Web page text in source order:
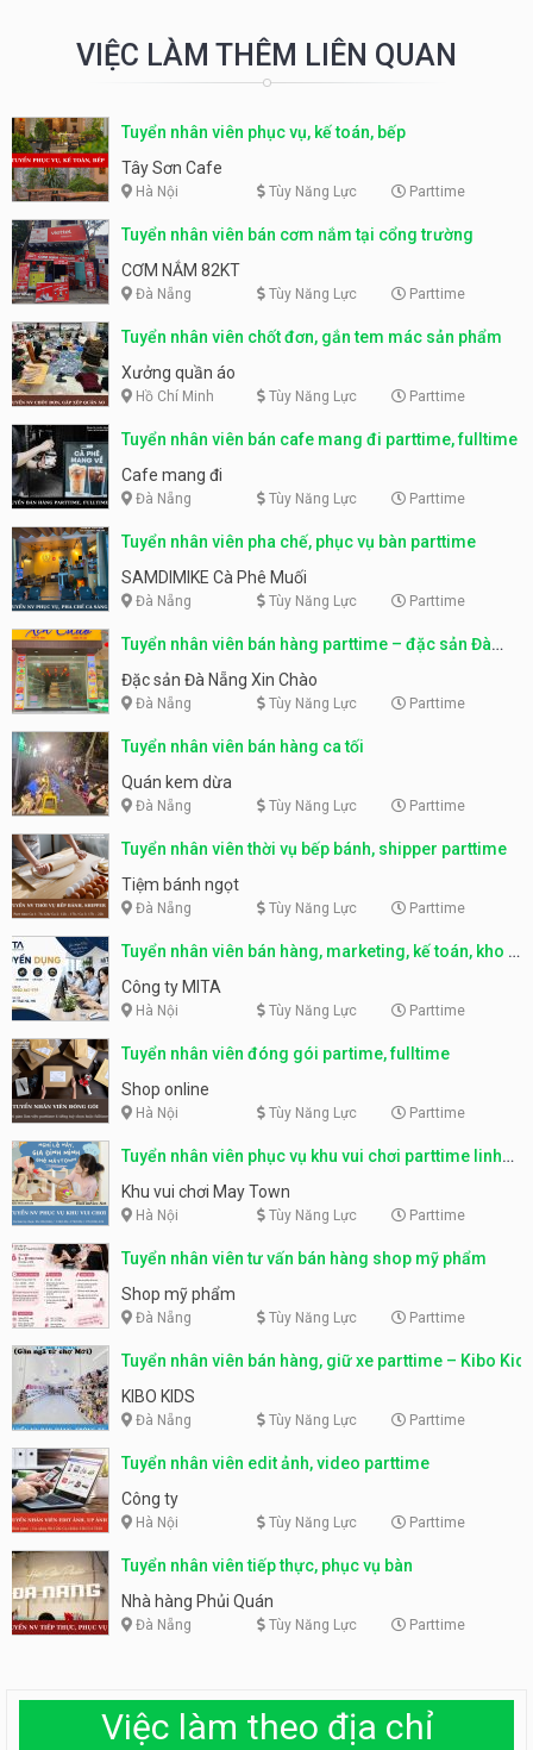
VIỆC LÀM THÊM LIÊN QUAN
Tuyển nhân viên phục vụ, kế toán, bếp
Tây Sơn Cafe
Hà Nội Tùy Năng Lực Parttime
Tuyển nhân viên bán cơm nắm tại cổng trường
CƠM NẮM 82KT
Đà Nẵng Tùy Năng Lực Parttime
Tuyển nhân viên chốt đơn, gắn tem mác sản phẩm
Xưởng quần áo
Hồ Chí Minh Tùy Năng Lực Parttime
Tuyển nhân viên bán cafe mang đi parttime, fulltime
Cafe mang đi
Đà Nẵng Tùy Năng Lực Parttime
Tuyển nhân viên pha chế, phục vụ bàn parttime
SAMDIMIKE Cà Phê Muối
Đà Nẵng Tùy Năng Lực Parttime
Tuyển nhân viên bán hàng parttime – đặc sản Đà
Nẵng
Đặc sản Đà Nẵng Xin Chào
Đà Nẵng Tùy Năng Lực Parttime
Tuyển nhân viên bán hàng ca tối
Quán kem dừa
Đà Nẵng Tùy Năng Lực Parttime
Tuyển nhân viên thời vụ bếp bánh, shipper parttime
Tiệm bánh ngọt
Đà Nẵng Tùy Năng Lực Parttime
Tuyển nhân viên bán hàng, marketing, kế toán, kho –
parttime, fulltime
Công ty MITA
Hà Nội Tùy Năng Lực Parttime
Tuyển nhân viên đóng gói partime, fulltime
Shop online
Hà Nội Tùy Năng Lực Parttime
Tuyển nhân viên phục vụ khu vui chơi parttime linh
động
Khu vui chơi May Town
Hà Nội Tùy Năng Lực Parttime
Tuyển nhân viên tư vấn bán hàng shop mỹ phẩm
Shop mỹ phẩm
Đà Nẵng Tùy Năng Lực Parttime
Tuyển nhân viên bán hàng, giữ xe parttime – Kibo Kid
KIBO KIDS
Đà Nẵng Tùy Năng Lực Parttime
Tuyển nhân viên edit ảnh, video parttime
Công ty
Hà Nội Tùy Năng Lực Parttime
Tuyển nhân viên tiếp thực, phục vụ bàn
Nhà hàng Phủi Quán
Đà Nẵng Tùy Năng Lực Parttime
Việc làm theo địa chỉ